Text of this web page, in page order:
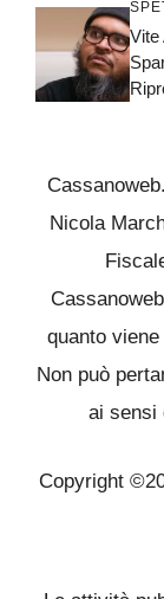
Vite
Nicola
quanto
Non può
ai sensi
Copyright